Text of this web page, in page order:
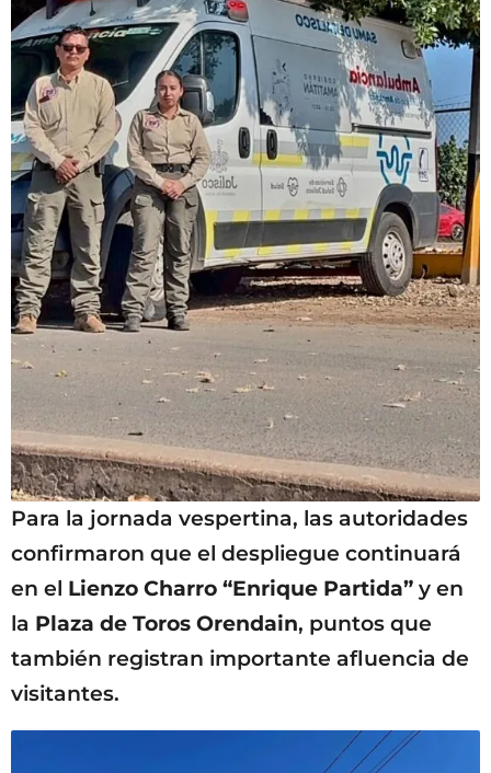
Para la jornada vespertina, las autoridades
confirmaron que el despliegue continuará
en el Lienzo Charro “Enrique Partida” y en
la Plaza de Toros Orendain, puntos que
también registran importante afluencia de
visitantes.